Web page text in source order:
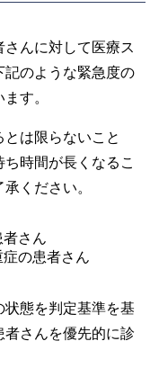
んに対して医療ス
記のような緊急度の
す。
は限らないこと
時間が長くなるこ
ください。
さん
の患者さん
態を判定基準を基
さんを優先的に診